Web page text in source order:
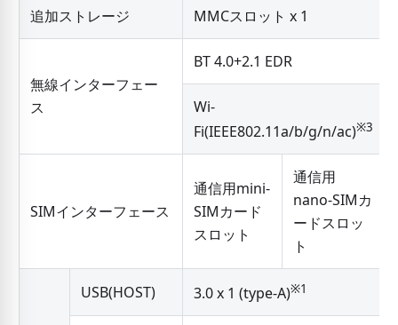
追加ストレージ MMCスロット x 1
無線インターフェー
ス
BT 4.0+2.1 EDR
Wi-
Fi(IEEE802.11a/b/g/n/ac)※3
SIMインターフェース
通信用mini-
SIMカード
スロット
通信用
nano-SIMカ
ードスロッ
ト
USB(HOST) 3.0 x 1 (type-A)※1